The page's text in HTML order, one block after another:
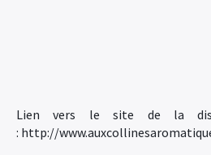
Lien vers le site de la
: http://